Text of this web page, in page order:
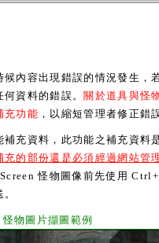
容出現錯誤的情況發生，
資料的錯誤。 關於道具與怪
充功能 ，以縮短管理者修正錯
資料，此功能之補充資料
的部份還是必須經過網站管
怪物圖像前先使用
怪物圖片擷圖範例